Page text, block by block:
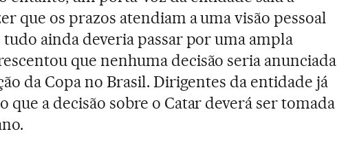
que os prazos atendiam a uma visão pessoal
tudo ainda deveria passar por uma ampla
que nenhuma decisão seria anunciada
da Copa no Brasil. Dirigentes da entidade já
que a decisão sobre o Catar deverá ser tomada